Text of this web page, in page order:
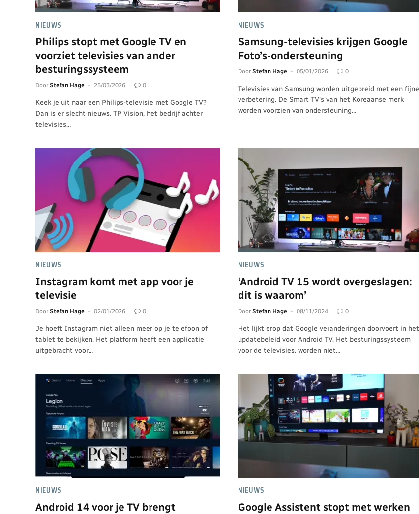
NIEUWS
Philips stopt met Google TV en
voorziet televisies van ander
besturingssysteem
Door Stefan Hage 25/03/2026 0
Keek je uit naar een Philips-televisie met Google TV?
Dan is er slecht nieuws. TP Vision, het bedrijf achter
televisies…
NIEUWS
Samsung-televisies krijgen Google
Foto’s-ondersteuning
Door Stefan Hage 05/01/2026 0
Televisies van Samsung worden uitgebreid met een fijne
verbetering. De Smart TV’s van het Koreaanse merk
worden voorzien van ondersteuning…
NIEUWS
Instagram komt met app voor je
televisie
Door Stefan Hage 02/01/2026 0
Je hoeft Instagram niet alleen meer op je telefoon of
tablet te bekijken. Het platform heeft een applicatie
uitgebracht voor…
NIEUWS
‘Android TV 15 wordt overgeslagen:
dit is waarom’
Door Stefan Hage 08/11/2024 0
Het lijkt erop dat Google veranderingen doorvoert in het
updatebeleid voor Android TV. Het besturingssysteem
voor de televisies, worden niet…
NIEUWS
Android 14 voor je TV brengt
NIEUWS
Google Assistent stopt met werken